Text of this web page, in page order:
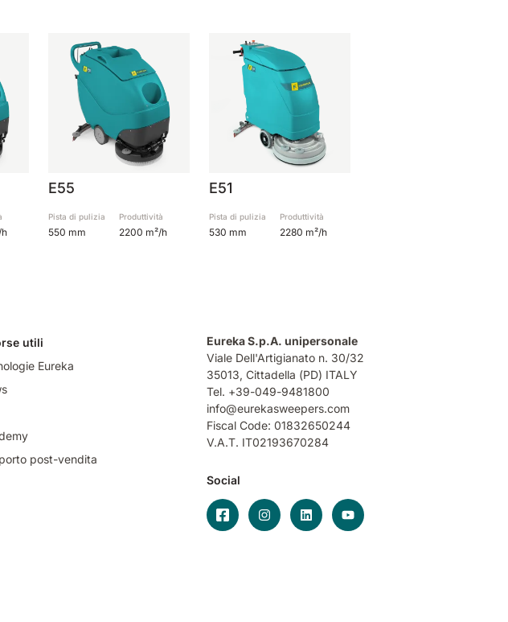
E55
Pista di pulizia
550 mm
Produttività
2200 m²/h
E51
Pista di pulizia
530 mm
Produttività
2280 m²/h
utili
Eureka
post-vendita
Eureka S.p.A. unipersonale
Viale Dell'Artigianato n. 30/32
35013, Cittadella (PD) ITALY
Tel. +39-049-9481800
info@eurekasweepers.com
Fiscal Code: 01832650244
V.A.T. IT02193670284
Social